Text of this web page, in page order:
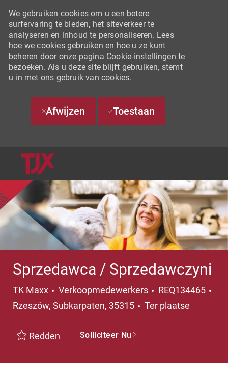
We gebruiken cookies om u een betere
surfervaring te bieden, het siteverkeer te
analyseren en inhoud te personaliseren. Lees
hoe we cookies gebruiken en hoe u ze kunt
beheren door onze pagina Cookie-instellingen te
bezoeken. Als u deze site blijft gebruiken, stemt
u in met ons gebruik van cookies.
Afwijzen Toestaan
Sprzedawca / Sprzedawczyni
TK Maxx Categorie
Verkoopmedewerkers
REQ134465
Plaats
Rzeszów, Subkarpaten, 35315 Ter plaatse
Redden Solliciteer Nu